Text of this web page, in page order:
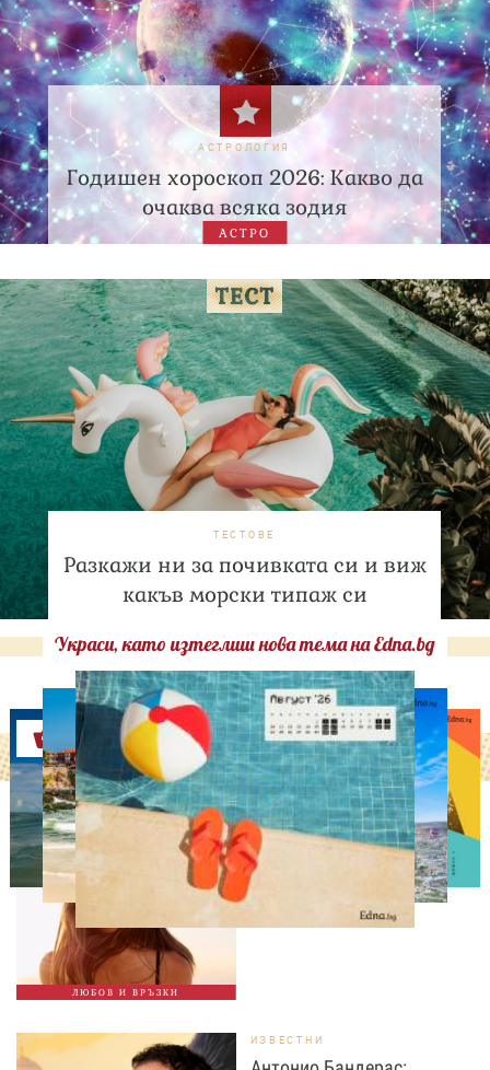
АСТРОЛОГИЯ
Годишен хороскоп 2026: Какво да
очаква всяка зодия
АСТРО
ТЕСТОВЕ
Разкажи ни за почивката си и виж
какъв морски типаж си
Украси, като изтеглиш нова тема на Edna.bg
Оферти
ЛЮБОВ И ВРЪЗКИ
ОТ МЕН ЗА МЕН
Не е нужно да заслужиш
любовта: 8 напомняния
за всяка жена
ИЗВЕСТНИ